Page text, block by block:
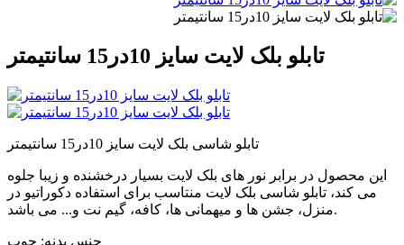
تابلو بلک لایت سایز 10در15 سانتیمتر
تابلو شاسی بلک لایت سایز 10در15 سانتیمتر
این محصول در برابر نور های بلک لایت بسیار درخشنده و زیبا جلوه
می کند، تابلو شاسی بلک لایت منتاسب برای استفاده دکوراتیو در
منزل، جشن ها و میهمانی ها، کافه، گیم نت و... می باشد.
جنس بدنه: چوب